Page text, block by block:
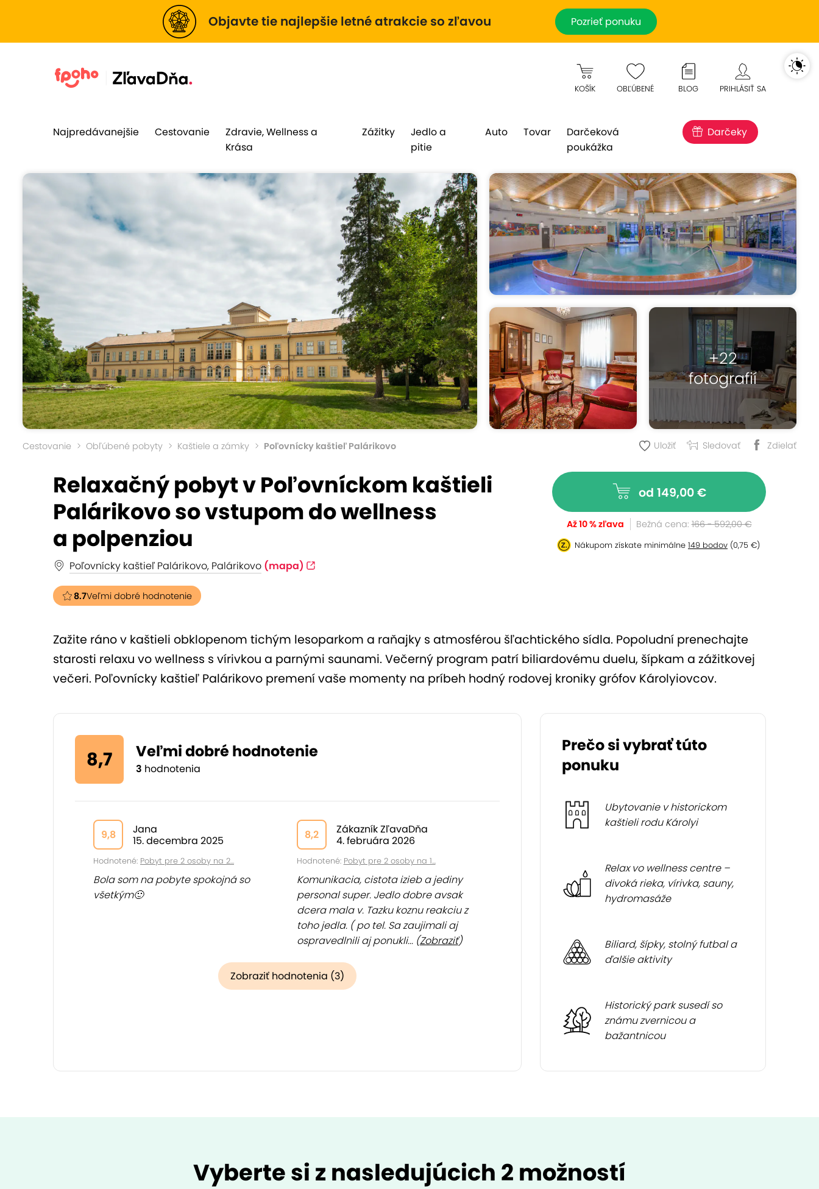
Objavte tie najlepšie letné atrakcie so zľavou Pozrieť ponuku
KOŠÍK OBĽÚBENÉ BLOG PRIHLÁSIŤ SA
Najpredávanejšie Cestovanie
Zdravie, Wellness a
Krása
Zážitky
Jedlo a
pitie
Auto Tovar
Darčeková
poukážka
Darčeky
+22
fotografií
Cestovanie Obľúbené pobyty Kaštiele a zámky Poľovnícky kaštieľ Palárikovo Uložiť Sledovať Zdielať
Relaxačný pobyt v Poľovníckom kaštieli
Palárikovo so vstupom do wellness
a polpenziou
Poľovnícky kaštieľ Palárikovo, Palárikovo (mapa)
8.7Veľmi dobré hodnotenie
od 149,00 €
Až 10 % zľava Bežná cena: 166 - 592,00 €
Nákupom získate minimálne 149 bodov (0,75 €)
Zažite ráno v kaštieli obklopenom tichým lesoparkom a raňajky s atmosférou šľachtického sídla. Popoludní prenechajte
starosti relaxu vo wellness s vírivkou a parnými saunami. Večerný program patrí biliardovému duelu, šípkam a zážitkovej
večeri. Poľovnícky kaštieľ Palárikovo premení vaše momenty na príbeh hodný rodovej kroniky grófov Károlyiovcov.
8,7 Veľmi dobré hodnotenie
3 hodnotenia
9,8
Jana
15. decembra 2025
Hodnotené: Pobyt pre 2 osoby na 2...
Bola som na pobyte spokojná so
všetkým🙂
8,2
Zákazník ZľavaDňa
4. februára 2026
Hodnotené: Pobyt pre 2 osoby na 1...
Komunikacia, cistota izieb a jediny
personal super. Jedlo dobre avsak
dcera mala v. Tazku koznu reakciu z
toho jedla. ( po tel. Sa zaujimali aj
ospravedlnili aj ponukli... (Zobraziť)
Zobraziť hodnotenia (3)
Prečo si vybrať túto
ponuku
Ubytovanie v historickom
kaštieli rodu Károlyi
Relax vo wellness centre –
divoká rieka, vírivka, sauny,
hydromasáže
Biliard, šípky, stolný futbal a
ďalšie aktivity
Historický park susedí so
známu zvernicou a
bažantnicou
Vyberte si z nasledujúcich 2 možností